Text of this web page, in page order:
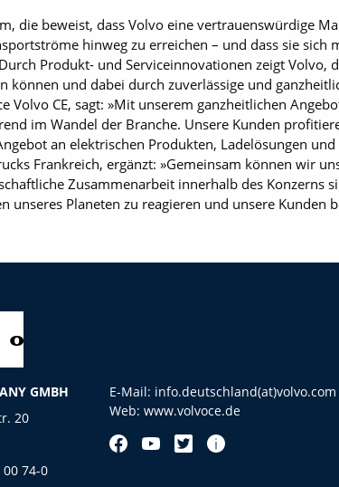
die beweist, dass Volvo eine vertrauenswürdige
hinweg zu erreichen – und dass sie
Produkt- und Serviceinnovationen zeigt Volvo,
können und dabei durch zuverlässige und
Volvo CE, sagt: »Mit unserem ganzheitlichen
im Wandel der Branche. Unsere Kunden
an elektrischen Produkten, Ladelösungen
Frankreich, ergänzt: »Gemeinsam können wir
Zusammenarbeit innerhalb des Konzerns
unseres Planeten zu reagieren und unsere Kunden
GMBH
20
00 74-0
E-Mail: info.deutschland(at)volvo.com
Web: www.volvoce.de